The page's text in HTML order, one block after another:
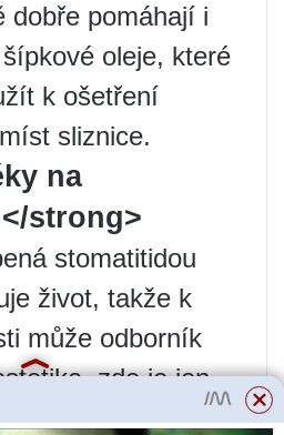
dobře pomáhají i
oleje, které
k ošetření
sliznice.
na
strong>
stomatitidou
život, takže k
může odborník
zde je jen